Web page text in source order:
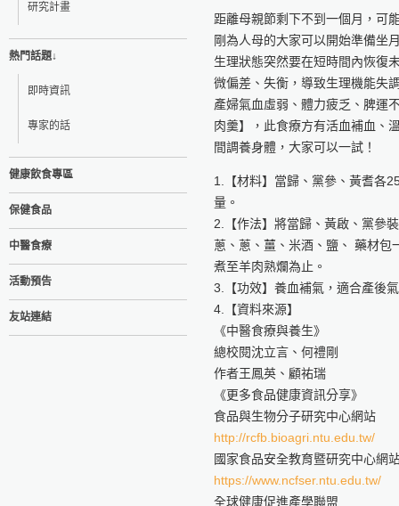
研究計畫
熱門話題↓
即時資訊
專家的話
健康飲食專區
保健食品
中醫食療
活動預告
友站連結
距離母親節剩下不到一個月，可
剛為人母的大家可以開始準備坐
生理狀態突然要在短時間內恢復
微偏差、失衡，導致生理機能失
產婦氣血虛弱、體力疲乏、脾運
肉羹】，此食療方有活血補血、
間調養身體，大家可以一試！
1.【材料】當歸、黨參、黃耆各
量。
2.【作法】將當歸、黃啟、黨參
蔥、蔥、薑、米酒、鹽、 藥材包
煮至羊肉熟爛為止。
3.【功效】養血補氣，適合產後
4.【資料來源】
《中醫食療與養生》
總校閱沈立言、何禮剛
作者王鳳英、顧祐瑞
《更多食品健康資訊分享》
食品與生物分子研究中心網站
http://rcfb.bioagri.ntu.edu.tw/
國家食品安全教育暨研究中心網
https://www.ncfser.ntu.edu.tw/
全球健康促進產學聯盟